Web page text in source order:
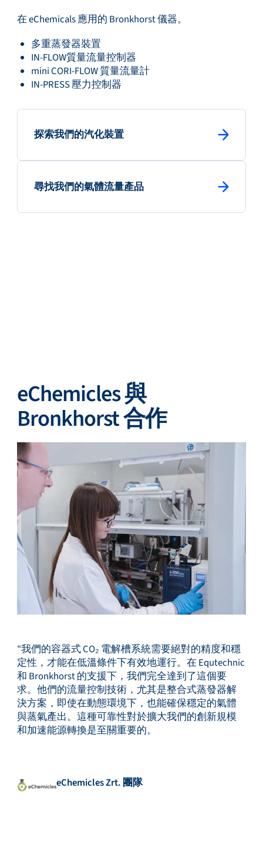
在 eChemicals 應用的 Bronkhorst 儀器。
多重蒸發器裝置
IN-FLOW質量流量控制器
mini CORI-FLOW 質量流量計
IN-PRESS 壓力控制器
探索我們的汽化裝置: primary button
尋找我們的氣體流量產品: primary button
eChemicles 與
Bronkhorst 合作
"我們的容器式 CO₂ 電解槽系統需要絕對的精度和穩
定性，才能在低溫條件下有效地運行。在 Equtechnic
和 Bronkhorst 的支援下，我們完全達到了這個要
求。他們的流量控制技術，尤其是整合式蒸發器解
決方案，即使在動態環境下，也能確保穩定的氣體
與蒸氣產出。這種可靠性對於擴大我們的創新規模
和加速能源轉換是至關重要的。
eChemicles Zrt. 團隊